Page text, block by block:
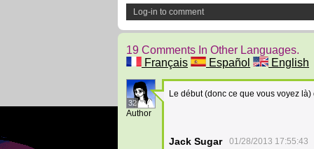
Log-in to comment
19 Comments In Other Languages.
Français
Español English
32
Author
Le début (donc ce que vous voyez
Jack Sugar 01/28/2013 17:55:43